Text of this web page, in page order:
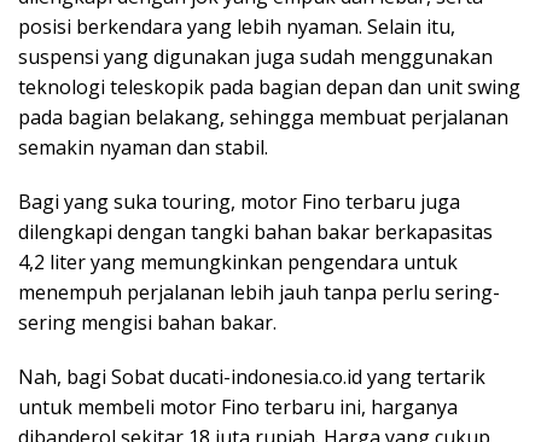
posisi berkendara yang lebih nyaman. Selain itu,
suspensi yang digunakan juga sudah menggunakan
teknologi teleskopik pada bagian depan dan unit swing
pada bagian belakang, sehingga membuat perjalanan
semakin nyaman dan stabil.
Bagi yang suka touring, motor Fino terbaru juga
dilengkapi dengan tangki bahan bakar berkapasitas
4,2 liter yang memungkinkan pengendara untuk
menempuh perjalanan lebih jauh tanpa perlu sering-
sering mengisi bahan bakar.
Nah, bagi Sobat ducati-indonesia.co.id yang tertarik
untuk membeli motor Fino terbaru ini, harganya
dibanderol sekitar 18 juta rupiah. Harga yang cukup